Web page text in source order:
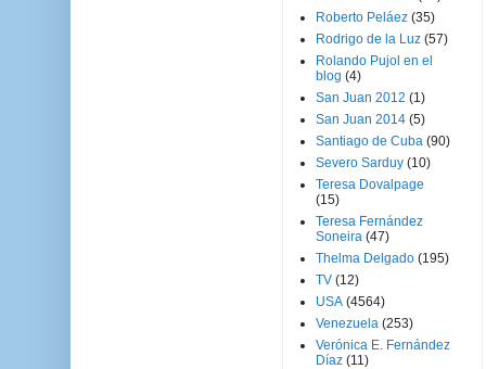
Roberto Peláez (35)
Rodrigo de la Luz (57)
Rolando Pujol en el
blog (4)
San Juan 2012 (1)
San Juan 2014 (5)
Santiago de Cuba (90)
Severo Sarduy (10)
Teresa Dovalpage
(15)
Teresa Fernández
Soneira (47)
Thelma Delgado (195)
TV (12)
USA (4564)
Venezuela (253)
Verónica E. Fernández
Díaz (11)